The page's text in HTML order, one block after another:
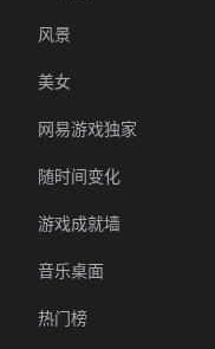
风景
美女
网易游戏独家
随时间变化
游戏成就墙
音乐桌面
热门榜